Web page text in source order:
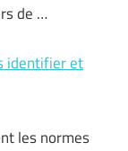
de …
identifier et
les normes